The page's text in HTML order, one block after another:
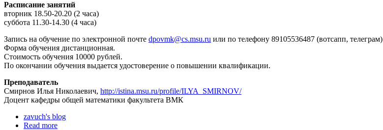
Расписание занятий
вторник 18.50-20.20 (2 часа)
суббота 11.30-14.30 (4 часа)
Запись на обучение по электронной почте dpovmk@cs.msu.ru или по телефону 89105536487 (вотсапп, телеграм)
Форма обучения дистанционная.
Стоимость обучения 10000 рублей.
По окончании обучения выдается удостоверение о повышении квалификации.
Преподаватель
Смирнов Илья Николаевич, http://istina.msu.ru/profile/ILYA_SMIRNOV/
Доцент кафедры общей математики факультета ВМК
zavuch's blog
Read more